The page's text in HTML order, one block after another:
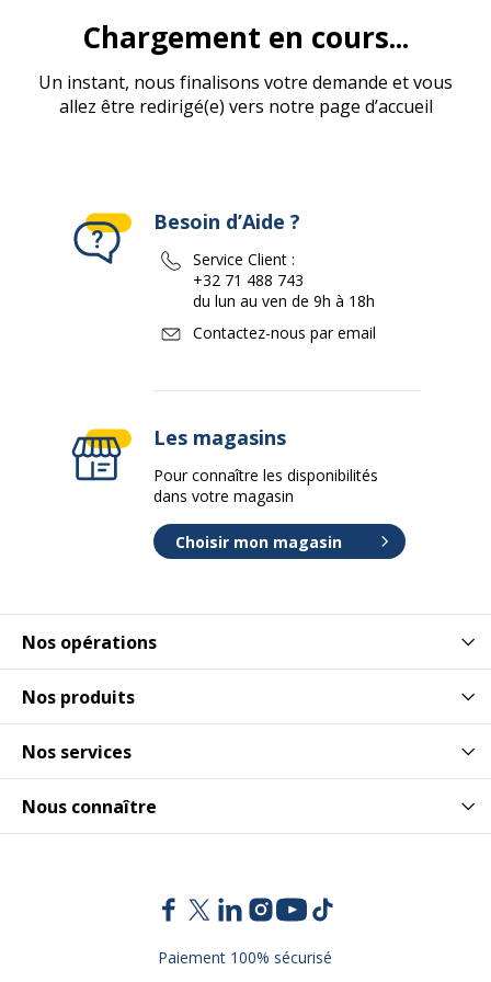
Chargement en cours...
Un instant, nous finalisons votre demande et vous
allez être redirigé(e) vers notre page d’accueil
Nos opérations
Nos produits
Nos services
Nous connaître
Besoin d’Aide ?
Service Client :
+32 71 488 743
du lun au ven de 9h à 18h
Contactez-nous par email
Les magasins
Pour connaître les disponibilités
dans votre magasin
Choisir mon magasin
Paiement 100% sécurisé